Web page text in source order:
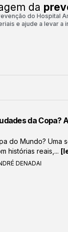
da
do Hospital
e ajude a levar a
da Copa?
do Mundo? Uma
histórias reais,...
DENADAI